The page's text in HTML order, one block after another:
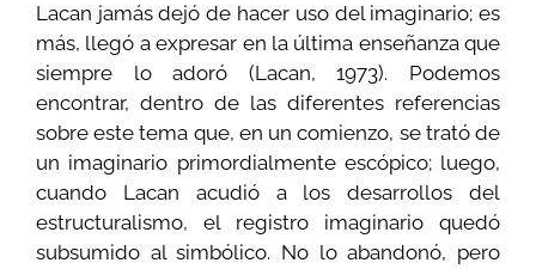
Lacan jamás dejó de hacer uso del imaginario; es
más, llegó a expresar en la última enseñanza que
siempre lo adoró (Lacan, 1973). Podemos
encontrar, dentro de las diferentes referencias
sobre este tema que, en un comienzo, se trató de
un imaginario primordialmente escópico; luego,
cuando Lacan acudió a los desarrollos del
estructuralismo, el registro imaginario quedó
subsumido al simbólico. No lo abandonó, pero